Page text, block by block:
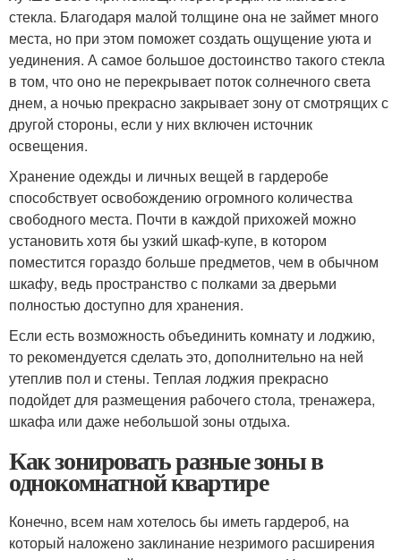
стекла. Благодаря малой толщине она не займет много
места, но при этом поможет создать ощущение уюта и
уединения. А самое большое достоинство такого стекла
в том, что оно не перекрывает поток солнечного света
днем, а ночью прекрасно закрывает зону от смотрящих с
другой стороны, если у них включен источник
освещения.
Хранение одежды и личных вещей в гардеробе
способствует освобождению огромного количества
свободного места. Почти в каждой прихожей можно
установить хотя бы узкий шкаф-купе, в котором
поместится гораздо больше предметов, чем в обычном
шкафу, ведь пространство с полками за дверьми
полностью доступно для хранения.
Если есть возможность объединить комнату и лоджию,
то рекомендуется сделать это, дополнительно на ней
утеплив пол и стены. Теплая лоджия прекрасно
подойдет для размещения рабочего стола, тренажера,
шкафа или даже небольшой зоны отдыха.
Как зонировать разные зоны в
однокомнатной квартире
Конечно, всем нам хотелось бы иметь гардероб, на
который наложено заклинание незримого расширения